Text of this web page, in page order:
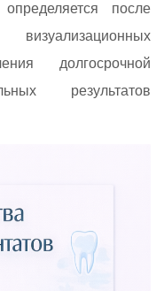
после
долгосрочной
результатов